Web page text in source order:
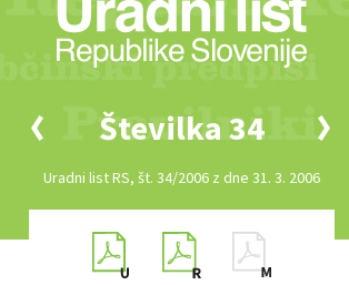
Številka 34
Uradni list RS, št. 34/2006 z dne 31. 3. 2006